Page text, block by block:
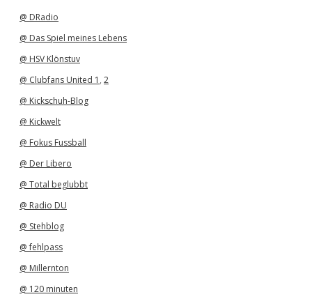
@ DRadio
@ Das Spiel meines Lebens
@ HSV Klönstuv
@ Clubfans United 1 , 2
@ Kickschuh-Blog
@ Kickwelt
@ Fokus Fussball
@ Der Libero
@ Total beglubbt
@ Radio DU
@ Stehblog
@ fehlpass
@ Millernton
@ 120 minuten